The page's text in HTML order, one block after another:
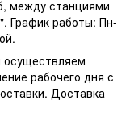
между станциями
График работы: Пн-
рабочего дня с
Доставка